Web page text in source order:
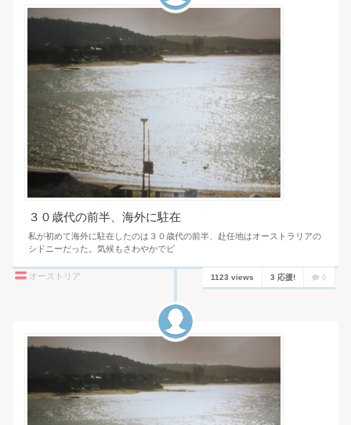
３０歳代の前半、海外に駐在
私が初めて海外に駐在したのは３０歳代の前半、赴任地はオーストラリアの
シドニーだった。気候もさわやかでビ
オーストリア 1123 views 3 応援! 0